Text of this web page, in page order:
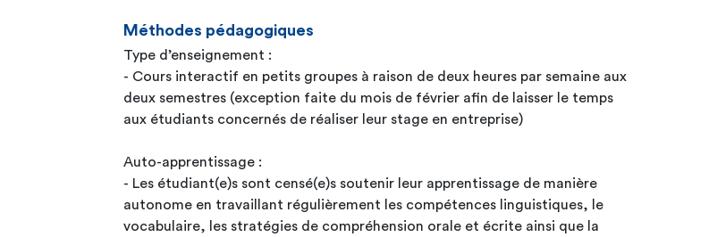
Méthodes pédagogiques
Type d’enseignement :
- Cours interactif en petits groupes à raison de deux heures par semaine aux
deux semestres (exception faite du mois de février afin de laisser le temps
aux étudiants concernés de réaliser leur stage en entreprise)
Auto-apprentissage :
- Les étudiant(e)s sont censé(e)s soutenir leur apprentissage de manière
autonome en travaillant régulièrement les compétences linguistiques, le
vocabulaire, les stratégies de compréhension orale et écrite ainsi que la